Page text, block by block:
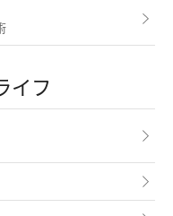
イフ